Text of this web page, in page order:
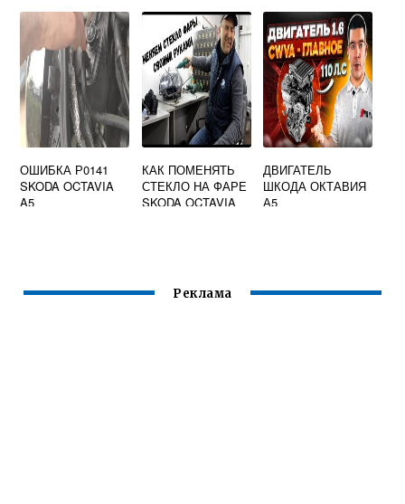
ОШИБКА Р0141
SKODA OCTAVIA
A5
КАК ПОМЕНЯТЬ
СТЕКЛО НА ФАРЕ
SKODA OCTAVIA
ДВИГАТЕЛЬ
ШКОДА ОКТАВИЯ
А5
Реклама